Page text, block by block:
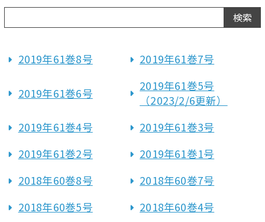
2019年61巻8号 2019年61巻7号
2019年61巻6号
2019年61巻5号
（2023/2/6更新）
2019年61巻4号
2019年61巻3号
2019年61巻2号
2019年61巻1号
2018年60巻8号
2018年60巻7号
2018年60巻5号
2018年60巻4号